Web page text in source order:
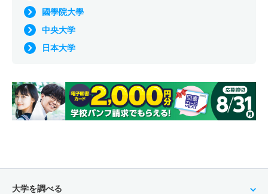
國學院大學
中央大学
日本大学
大学を調べる